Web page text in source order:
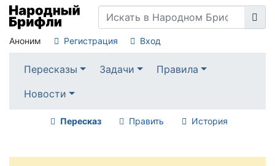
Аноним Регистрация Вход
Пересказы Задачи
Правила
Новости
Пересказ Править История